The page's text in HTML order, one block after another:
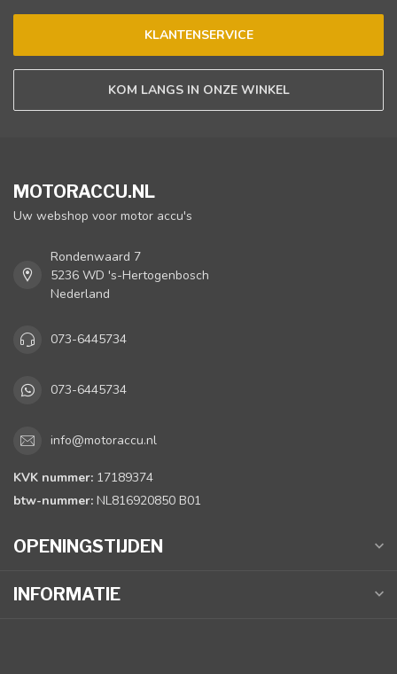
KLANTENSERVICE
KOM LANGS IN ONZE WINKEL
MOTORACCU.NL
Uw webshop voor motor accu's
Rondenwaard 7
5236 WD 's-Hertogenbosch
Nederland
073-6445734
073-6445734
info@motoraccu.nl
KVK nummer: 17189374
btw-nummer: NL816920850 B01
OPENINGSTIJDEN
INFORMATIE